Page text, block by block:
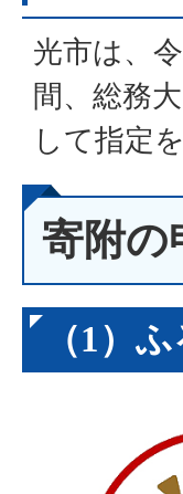
光市は、
間、総務
して指定
寄附の
（1）